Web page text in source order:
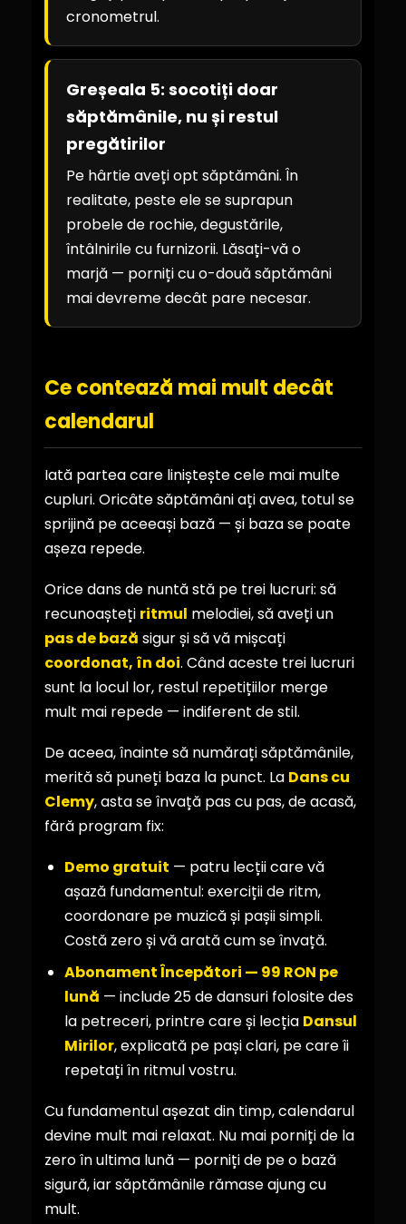
cronometrul.
Greșeala 5: socotiți doar
săptămânile, nu și restul
pregătirilor
Pe hârtie aveți opt săptămâni. În
realitate, peste ele se suprapun
probele de rochie, degustările,
întâlnirile cu furnizorii. Lăsați-vă o
marjă — porniți cu o-două săptămâni
mai devreme decât pare necesar.
Ce contează mai mult decât
calendarul
Iată partea care liniștește cele mai multe
cupluri. Oricâte săptămâni ați avea, totul se
sprijină pe aceeași bază — și baza se poate
așeza repede.
Orice dans de nuntă stă pe trei lucruri: să
recunoașteți ritmul melodiei, să aveți un
pas de bază sigur și să vă mișcați
coordonat, în doi. Când aceste trei lucruri
sunt la locul lor, restul repetițiilor merge
mult mai repede — indiferent de stil.
De aceea, înainte să numărați săptămânile,
merită să puneți baza la punct. La Dans cu
Clemy, asta se învață pas cu pas, de acasă,
fără program fix:
Demo gratuit — patru lecții care vă
așază fundamentul: exerciții de ritm,
coordonare pe muzică și pașii simpli.
Costă zero și vă arată cum se învață.
Abonament Începători — 99 RON pe
lună — include 25 de dansuri folosite des
la petreceri, printre care și lecția Dansul
Mirilor, explicată pe pași clari, pe care îi
repetați în ritmul vostru.
Cu fundamentul așezat din timp, calendarul
devine mult mai relaxat. Nu mai porniți de la
zero în ultima lună — porniți de pe o bază
sigură, iar săptămânile rămase ajung cu
mult.